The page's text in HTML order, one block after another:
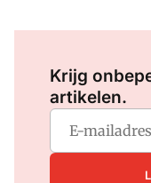
Krijg
artikelen.